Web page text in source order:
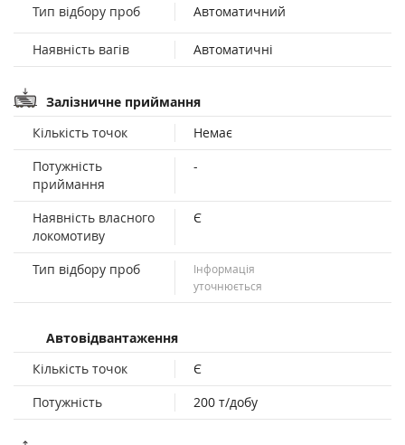
Тип відбору проб Автоматичний
Наявність вагів Автоматичні
Залізничне приймання
Кількість точок
Немає
Потужність
приймання
-
Наявність власного
локомотиву
Є
Тип відбору проб
Інформація
уточнюється
Автовідвантаження
Кількість точок
Є
Потужність
200 т/добу